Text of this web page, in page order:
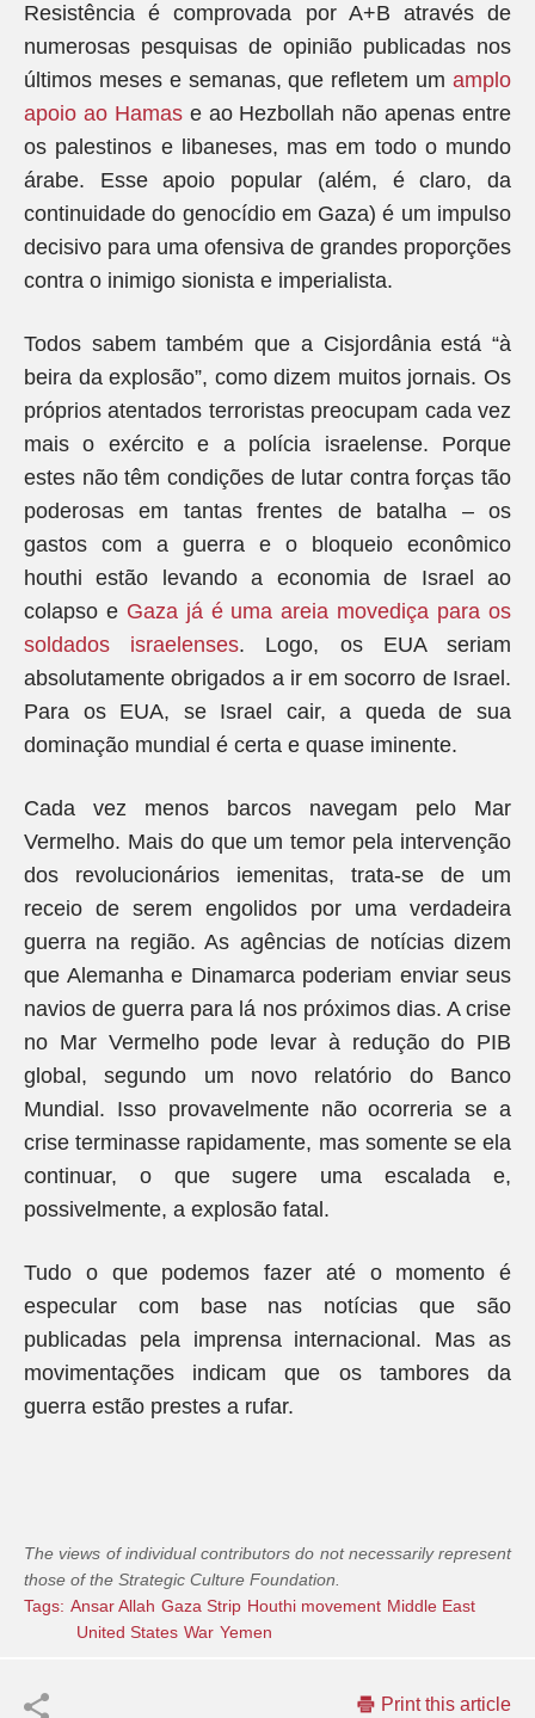
Resistência é comprovada por A+B através de
numerosas pesquisas de opinião publicadas nos
últimos meses e semanas, que refletem um amplo
apoio ao Hamase ao Hezbollah não apenas entre
os palestinos e libaneses, mas em todo o mundo
árabe. Esse apoio popular (além, é claro, da
continuidade do genocídio em Gaza) é um impulso
decisivo para uma ofensiva de grandes proporções
contra o inimigo sionista e imperialista.
Todos sabem também que a Cisjordânia está “à
beira da explosão”, como dizem muitos jornais. Os
próprios atentados terroristas preocupam cada vez
mais o exército e a polícia israelense. Porque
estes não têm condições de lutar contra forças tão
poderosas em tantas frentes de batalha – os
gastos com a guerra e o bloqueio econômico
houthi estão levando a economia de Israel ao
colapso e Gaza já é uma areia movediça para os
soldados israelenses. Logo, os EUA seriam
absolutamente obrigados a ir em socorro de Israel.
Para os EUA, se Israel cair, a queda de sua
dominação mundial é certa e quase iminente.
Cada vez menos barcos navegam pelo Mar
Vermelho. Mais do que um temor pela intervenção
dos revolucionários iemenitas, trata-se de um
receio de serem engolidos por uma verdadeira
guerra na região. As agências de notícias dizem
que Alemanha e Dinamarca poderiam enviar seus
navios de guerra para lá nos próximos dias. A crise
no Mar Vermelho pode levar à redução do PIB
global, segundo um novo relatório do Banco
Mundial. Isso provavelmente não ocorreria se a
crise terminasse rapidamente, mas somente se ela
continuar, o que sugere uma escalada e,
possivelmente, a explosão fatal.
Tudo o que podemos fazer até o momento é
especular com base nas notícias que são
publicadas pela imprensa internacional. Mas as
movimentações indicam que os tambores da
guerra estão prestes a rufar.
The views of individual contributors do not necessarily represent
those of the Strategic Culture Foundation.
Tags: Ansar Allah Gaza Strip Houthi movement Middle East
United States War Yemen
Print this article